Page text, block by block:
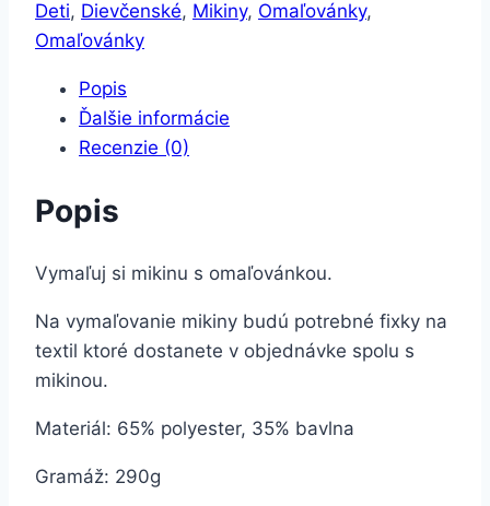
vymaľovanie
Líška
korytnačka
Deti, Dievčenské, Mikiny, Omaľovánky,
Omaľovánky
Popis
Ďalšie informácie
Recenzie (0)
Popis
Vymaľuj si mikinu s omaľovánkou.
Na vymaľovanie mikiny budú potrebné fixky na
textil ktoré dostanete v objednávke spolu s
mikinou.
Materiál: 65% polyester, 35% bavlna
Gramáž: 290g